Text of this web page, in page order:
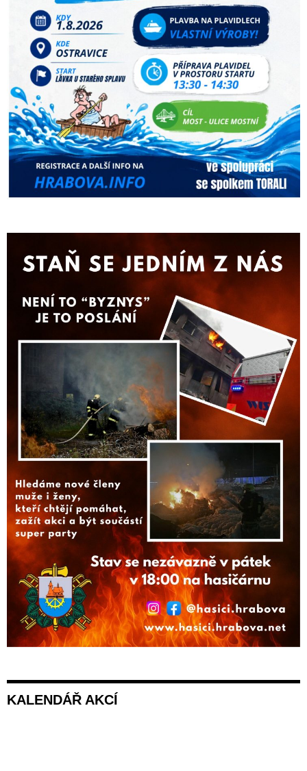
KALENDÁŘ AKCÍ